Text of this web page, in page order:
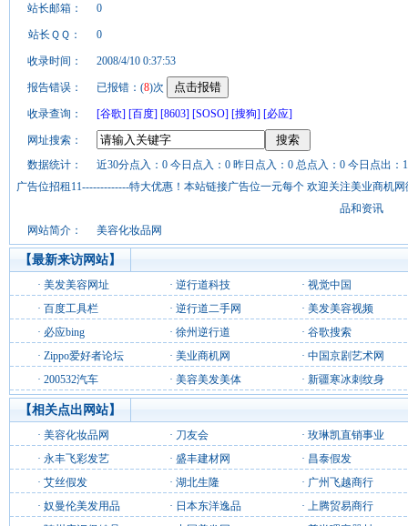
站长邮箱： 0
站长ＱＱ： 0
收录时间： 2008/4/10 0:37:53
报告错误： 已报错：(8)次
收录查询： [谷歌] [百度] [8603] [SOSO] [搜狗] [必应]
网址搜索：
数据统计：
近30分点入：0 今日点入：0 昨日点入：0 总点入：0 今日点出：
广告位招租11-------------特大优惠！本站链接广告位一元每个 欢迎关注美业商机
品和资讯
网站简介：
美容化妆品网
【最新来访网站】
· 美发美容网址 · 逆行道科技 · 视觉中国
· 百度工具栏 · 逆行道二手网 · 美发美容视频
· 必应bing · 徐州逆行道 · 谷歌搜索
· Zippo爱好者论坛 · 美业商机网 · 中国京剧艺术网
· 200532汽车 · 美容美发美体 · 新疆寒冰刺纹身
【相关点出网站】
· 美容化妆品网 · 刀友会 · 玫琳凯直销事业
· 永丰飞彩发艺 · 盛丰建材网 · 昌泰假发
· 艾丝假发 · 湖北生隆 · 广州飞越商行
· 奴曼伦美发用品 · 日本东洋逸品 · 上腾贸易商行